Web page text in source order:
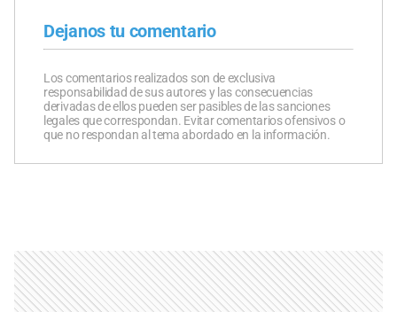
Dejanos tu comentario
Los comentarios realizados son de exclusiva
responsabilidad de sus autores y las consecuencias
derivadas de ellos pueden ser pasibles de las sanciones
legales que correspondan. Evitar comentarios ofensivos o
que no respondan al tema abordado en la información.